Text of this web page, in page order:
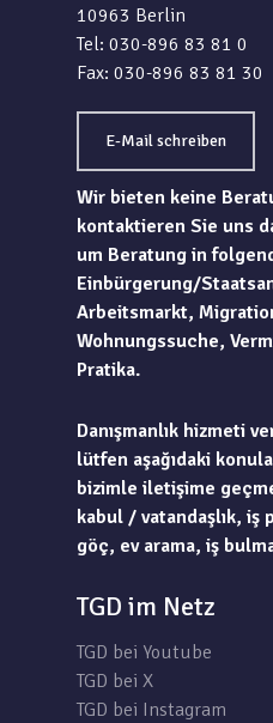
10963 Berlin
Tel: 030-896 83 81 0
Fax: 030-896 83 81 30
E-Mail schreiben
Wir bieten keine
kontaktieren Sie uns
um Beratung in
Einbürgerung/
Arbeitsmarkt,
Wohnungssuche,
Pratika.
Danışmanlık hizmeti
lütfen aşağıdaki
bizimle iletişime
kabul / vatandaşlık, iş
göç, ev arama, iş
TGD im Netz
TGD bei Youtube
TGD bei X
TGD bei Instagram